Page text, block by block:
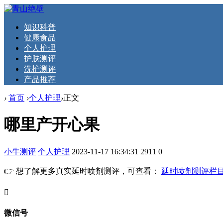
知识科普
健康食品
个人护理
护肤测评
洗护测评
产品推荐
› 首页 ›个人护理›正文
哪里产开心果
小牛测评 个人护理 2023-11-17 16:34:31 2911 0
👉 想了解更多真实延时喷剂测评，可查看： 延时喷剂测评栏
󦘖
微信号